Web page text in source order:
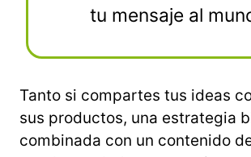
tu mensaje al
Tanto si compartes tus ideas
sus productos, una estrategia
combinada con un contenido